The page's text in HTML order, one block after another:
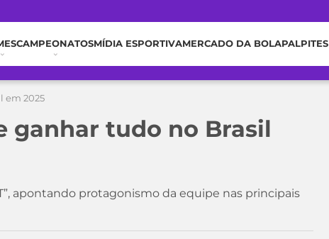
CAMPEONATOSMÍDIA ESPORTIVAMERCADO DA BOLAPALPITES
em 2025
ganhar tudo no Brasil
apontando protagonismo da equipe nas principais